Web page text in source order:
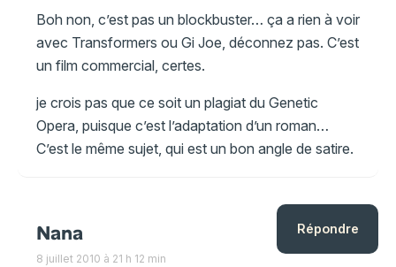
Boh non, c’est pas un blockbuster… ça a rien à voir
avec Transformers ou Gi Joe, déconnez pas. C’est
un film commercial, certes.
je crois pas que ce soit un plagiat du Genetic
Opera, puisque c’est l’adaptation d’un roman…
C’est le même sujet, qui est un bon angle de satire.
Nana
8 juillet 2010 à 21 h 12 min
Répondre